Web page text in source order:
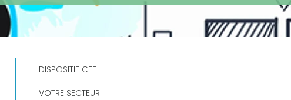
DISPOSITIF CEE
VOTRE SECTEUR